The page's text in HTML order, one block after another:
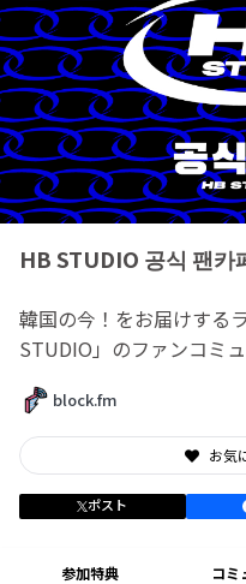
HB STUDIO 공식 팬카
韓国の今！をお届けする
STUDIO」のファンコミュ
block.fm
お気
ポスト
参加特典 コミ